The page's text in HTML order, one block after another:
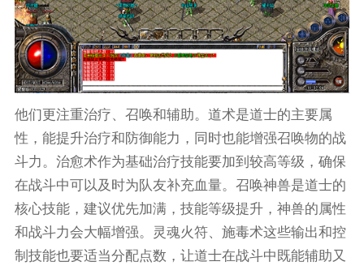
他们更注重治疗、召唤和辅助。道术是道士的主要属
性，能提升治疗和防御能力，同时也能增强召唤物的战
斗力。治愈术作为基础治疗技能要加到较高等级，确保
在战斗中可以及时为队友补充血量。召唤神兽是道士的
核心技能，建议优先加满，技能等级提升，神兽的属性
和战斗力会大幅增强。灵魂火符、施毒术这些输出和控
制技能也要适当分配点数，让道士在战斗中既能辅助又